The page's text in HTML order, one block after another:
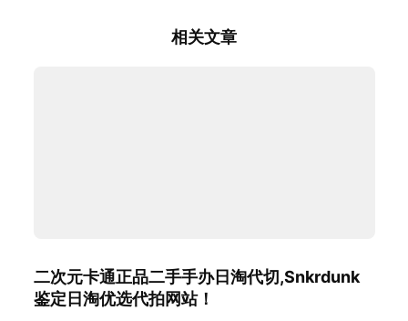
相关文章
二次元卡通正品二手手办日淘代切,Snkrdunk
鉴定日淘优选代拍网站！